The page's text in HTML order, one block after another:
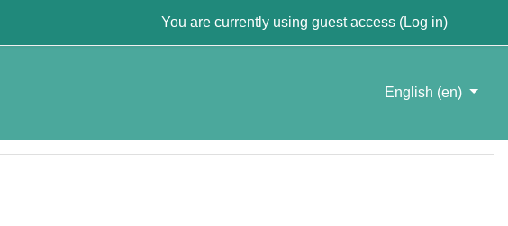
You are currently using guest access (Log in)
English ‎(en)‎